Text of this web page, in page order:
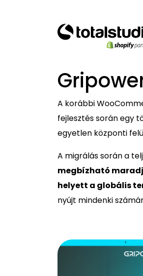
A korábbi
fejlesztés során egy
egyetlen központi
A migrálás során a
megbízható
helyett a globális
nyújt mindenki